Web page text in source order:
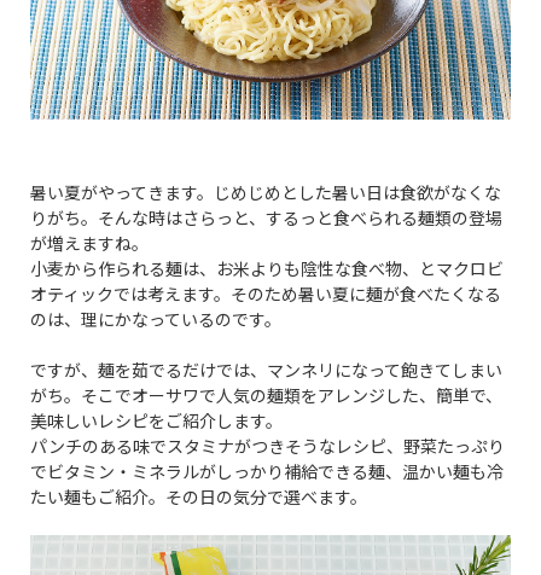
暑い夏がやってきます。じめじめとした暑い日は食欲がなくな
りがち。そんな時はさらっと、するっと食べられる麺類の登場
が増えますね。
小麦から作られる麺は、お米よりも陰性な食べ物、とマクロビ
オティックでは考えます。そのため暑い夏に麺が食べたくなる
のは、理にかなっているのです。
ですが、麺を茹でるだけでは、マンネリになって飽きてしまい
がち。そこでオーサワで人気の麺類をアレンジした、簡単で、
美味しいレシピをご紹介します。
パンチのある味でスタミナがつきそうなレシピ、野菜たっぷり
でビタミン・ミネラルがしっかり補給できる麺、温かい麺も冷
たい麺もご紹介。その日の気分で選べます。